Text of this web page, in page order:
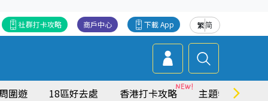
繁简
下載 App
商戶中心
社群打卡攻略
圍遊 18區好去處 香港打卡攻略 主題特集